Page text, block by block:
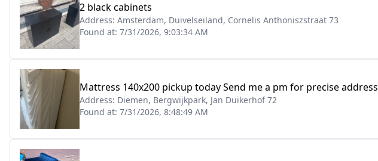
2 black cabinets
Address: Amsterdam, Duivelseiland, Cornelis Anthoniszstraat 73
Found at: 7/31/2026, 9:03:34 AM
Mattress 140x200 pickup today Send me a pm for precise address
Address: Diemen, Bergwijkpark, Jan Duikerhof 72
Found at: 7/31/2026, 8:48:49 AM